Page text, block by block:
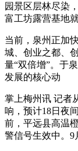
园景区层林尽染
富工坊露营基地
当前，泉州正加
城、创业之都、
量“双倍增”。于
发展的核心动
掌上梅州讯 记者
响，预计18日夜
前，平远县高温
警信号生效中。9